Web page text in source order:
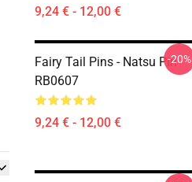
9,24 € - 12,00 €
Fairy Tail Pins - Natsu Pin
RB0607
9,24 € - 12,00 €
-20%